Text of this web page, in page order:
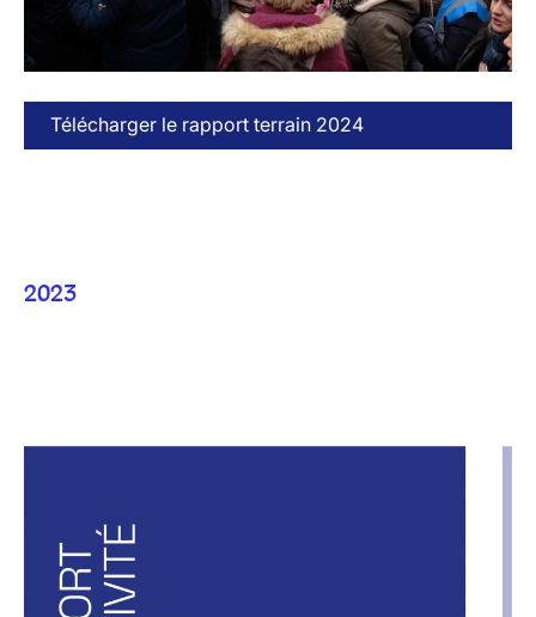
Télécharger le rapport terrain 2024
2023